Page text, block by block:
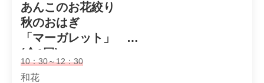
あんこのお花絞り
秋のおはぎ
「マーガレット」
(全1回)
10：30～12：30
和花